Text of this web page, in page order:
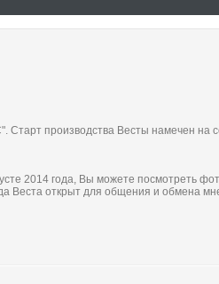
производства Весты намечен на
2014 года, Вы можете посмотреть
Веста открыт для общения и обмена